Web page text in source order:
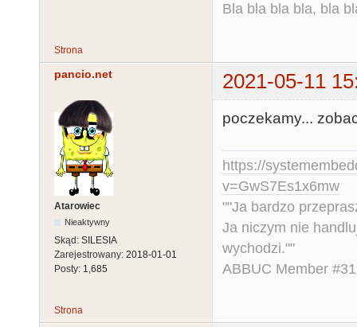
Bla bla bla bla, bla
Strona
pancio.net 2021-05-11
Atarowiec
Nieaktywny
Skąd: SILESIA
Zarejestrowany: 2018-01-01
Posty: 1,685
poczekamy...
https://
v=GwS7Es1x6mw
""Ja bardzo
Ja niczym nie
wychodzi.""
ABBUC Member
Strona